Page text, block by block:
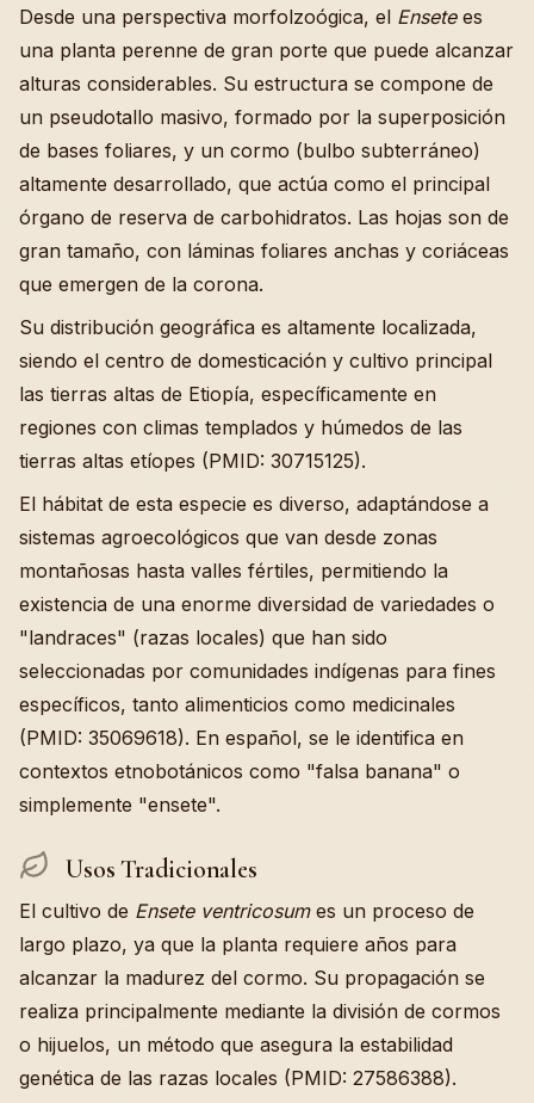
Desde una perspectiva morfolzoógica, el Ensetees
una planta perenne de gran porte que puede alcanzar
alturas considerables. Su estructura se compone de
un pseudotallo masivo, formado por la superposición
de bases foliares, y un cormo (bulbo subterráneo)
altamente desarrollado, que actúa como el principal
órgano de reserva de carbohidratos. Las hojas son de
gran tamaño, con láminas foliares anchas y coriáceas
que emergen de la corona.
Su distribución geográfica es altamente localizada,
siendo el centro de domesticación y cultivo principal
las tierras altas de Etiopía, específicamente en
regiones con climas templados y húmedos de las
tierras altas etíopes (PMID: 30715125).
El hábitat de esta especie es diverso, adaptándose a
sistemas agroecológicos que van desde zonas
montañosas hasta valles fértiles, permitiendo la
existencia de una enorme diversidad de variedades o
"landraces" (razas locales) que han sido
seleccionadas por comunidades indígenas para fines
específicos, tanto alimenticios como medicinales
(PMID: 35069618). En español, se le identifica en
contextos etnobotánicos como "falsa banana" o
simplemente "ensete".
Usos Tradicionales
El cultivo de Ensete ventricosumes un proceso de
largo plazo, ya que la planta requiere años para
alcanzar la madurez del cormo. Su propagación se
realiza principalmente mediante la división de cormos
o hijuelos, un método que asegura la estabilidad
genética de las razas locales (PMID: 27586388).